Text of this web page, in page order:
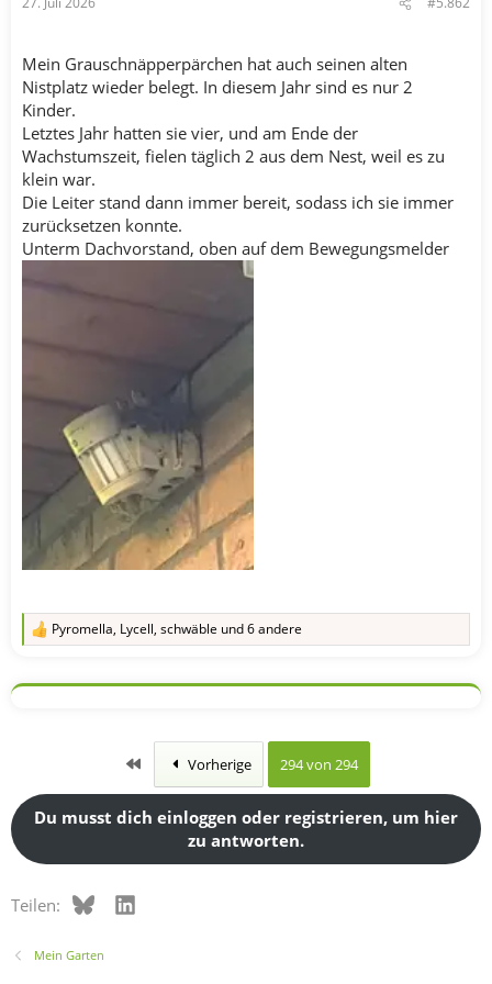
Mein Grauschnäpperpärchen hat auch seinen alten
Nistplatz wieder belegt. In diesem Jahr sind es nur 2
Kinder.
Letztes Jahr hatten sie vier, und am Ende der
Wachstumszeit, fielen täglich 2 aus dem Nest, weil es zu
klein war.
Die Leiter stand dann immer bereit, sodass ich sie immer
zurücksetzen konnte.
Unterm Dachvorstand, oben auf dem Bewegungsmelder
R
k
n
Pyromella, Lycell, schwäble und 6 andere
Erste Vorherige 294 von 294
Du musst dich einloggen oder registrieren, um hier
zu antworten.
Teilen: BlueskyLinkedIn
Mein Garten